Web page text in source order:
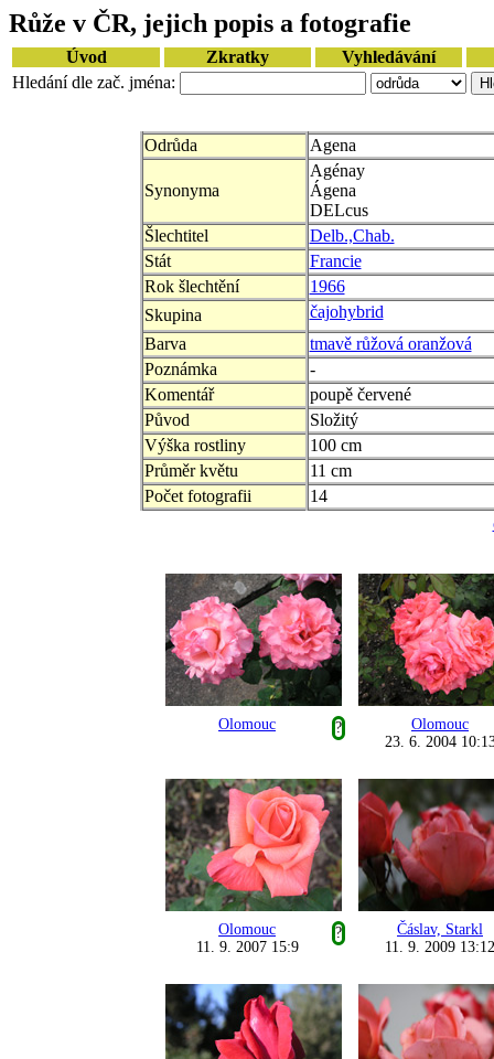
Růže v ČR, jejich popis a fotografie
Úvod Zkratky
Vyhledávání
Hledání dle zač. jména:
Odrůda Agena
Synonyma
Agénay
Ágena
DELcus
Šlechtitel
Delb.,Chab.
Stát
Francie
Rok šlechtění
1966
Skupina
čajohybrid
Barva
tmavě růžová oranžová
Poznámka
-
Komentář
poupě červené
Původ
Složitý
Výška rostliny
100 cm
Průměr květu
11 cm
Počet fotografii
14
Olomouc ?
Olomouc
23. 6. 2004
Olomouc
?
11. 9. 2007 15:9
Čáslav, Starkl
11. 9. 2009 13:12